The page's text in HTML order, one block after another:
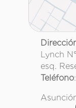
Lynch
esq.
Teléfono